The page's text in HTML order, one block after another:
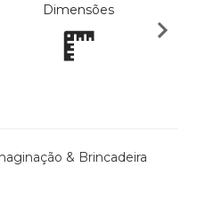
Dimensões
& Brincadeira